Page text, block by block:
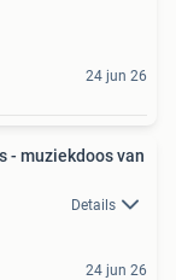
24 jun 26
van
Details
24 jun 26